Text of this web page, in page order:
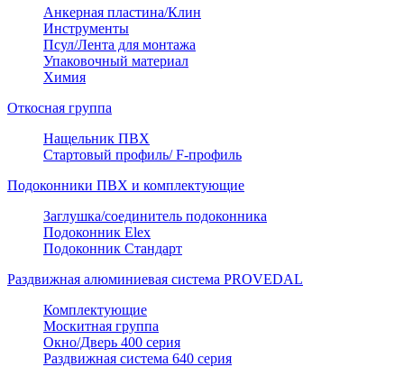
Анкерная пластина/Клин
Инструменты
Псул/Лента для монтажа
Упаковочный материал
Химия
Откосная группа
Нащельник ПВХ
Стартовый профиль/ F-профиль
Подоконники ПВХ и комплектующие
Заглушка/соединитель подоконника
Подоконник Elex
Подоконник Стандарт
Раздвижная алюминиевая система PROVEDAL
Комплектующие
Москитная группа
Окно/Дверь 400 серия
Раздвижная система 640 серия